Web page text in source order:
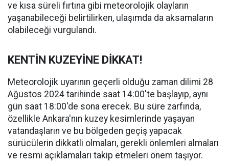
ve kısa süreli fırtına gibi meteorolojik olayların
yaşanabileceği belirtilirken, ulaşımda da aksamaların
olabileceği vurgulandı.
KENTİN KUZEYİNE DİKKAT!
Meteorolojik uyarının geçerli olduğu zaman dilimi 28
Ağustos 2024 tarihinde saat 14:00'te başlayıp, aynı
gün saat 18:00'de sona erecek. Bu süre zarfında,
özellikle Ankara'nın kuzey kesimlerinde yaşayan
vatandaşların ve bu bölgeden geçiş yapacak
sürücülerin dikkatli olmaları, gerekli önlemleri almaları
ve resmi açıklamaları takip etmeleri önem taşıyor.